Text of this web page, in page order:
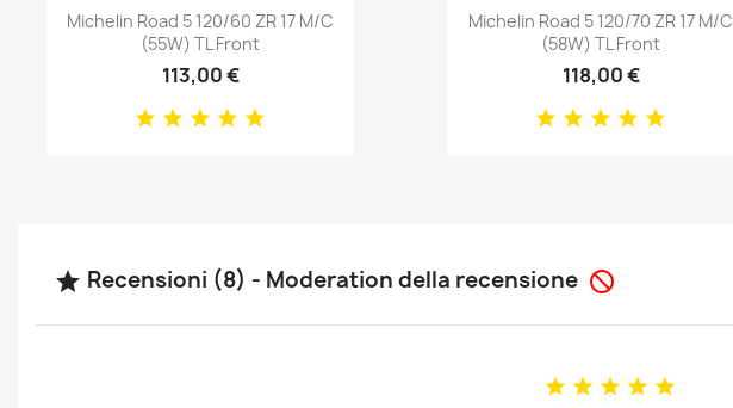
Anteprima
Michelin Road 5 120/60 ZR 17 M/C
(55W) TL Front
113,00 €
Anteprima
Michelin Road 5 120/70 ZR 17 M/C
(58W) TL Front
118,00 €
 Recensioni (8) - Moderation della recensione 
    